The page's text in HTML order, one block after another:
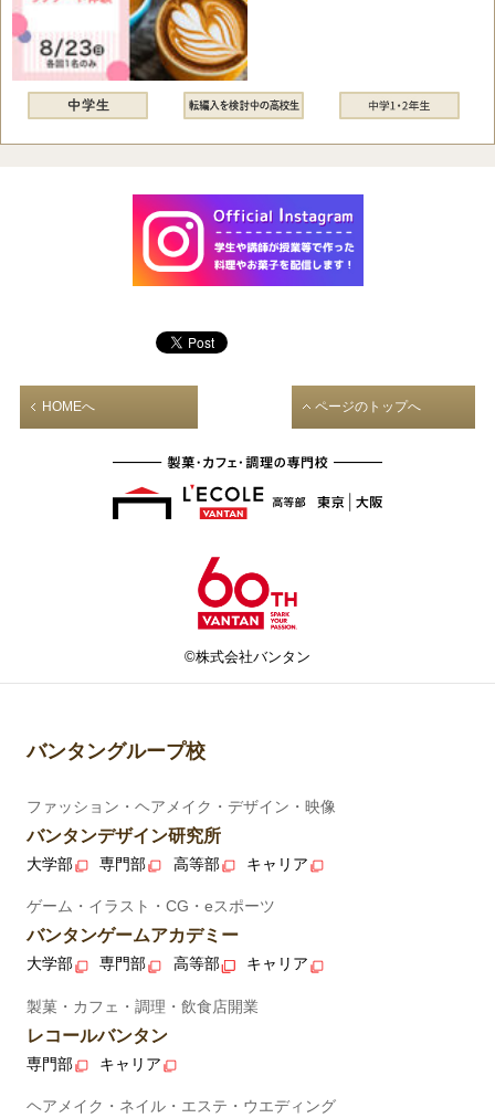
HOMEへ ページのトップへ
©株式会社バンタン
バンタングループ校
ファッション・ヘアメイク・デザイン・映像
バンタンデザイン研究所
大学部 専門部 高等部 キャリア
ゲーム・イラスト・CG・eスポーツ
バンタンゲームアカデミー
大学部 専門部 高等部 キャリア
製菓・カフェ・調理・飲食店開業
レコールバンタン
専門部 キャリア
ヘアメイク・ネイル・エステ・ウエディング